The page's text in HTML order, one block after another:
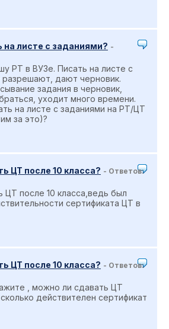
листе с заданиями? -
РТ в ВУЗе. Писать на листе с
разрешают, дают черновик.
задания в черновик,
уходит много времени.
на листе с заданиями на РТ/ЦТ
за это)?
ЦТ после 10 класса? - Ответов:
после 10 класса,ведь был
сертификата ЦТ в
ЦТ после 10 класса? - Ответов:
, можно ли сдавать ЦТ
действителен сертификат